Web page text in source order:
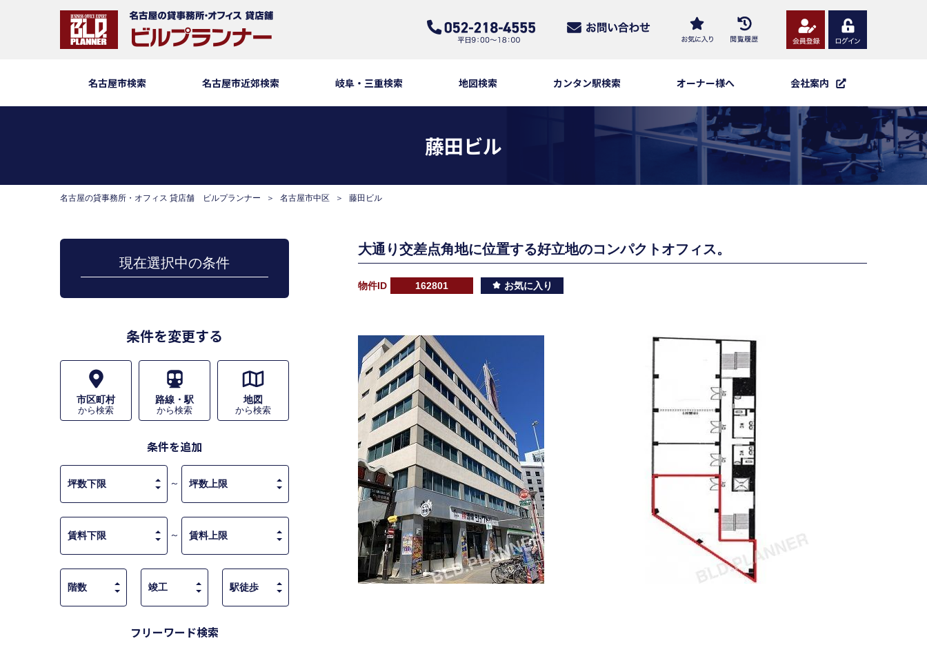
名古屋市検索 名古屋市近郊検索 岐阜・三重検索 地図検索 カンタン駅検索 オーナー様へ 会社案内
藤田ビル
名古屋の貸事務所・オフィス 貸店舗 ビルプランナー 名古屋市中区 藤田ビル
大通り交差点角地に位置する好立地のコンパクトオフィス。
物件ID 162801 お気に入り
現在選択中の条件
条件を変更する
市区町村
から検索
路線・駅
から検索
地図
から検索
条件を追加
～
～
フリーワード検索